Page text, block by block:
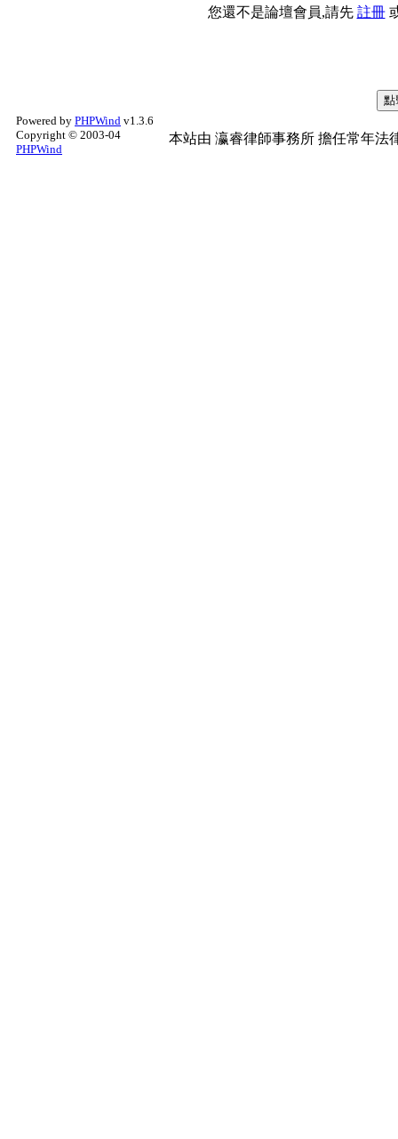
您還不是論壇會員,請先 註冊
Powered by PHPWind v1.3.6
Copyright © 2003-04
PHPWind
本站由 瀛睿律師事務所 擔任常年法